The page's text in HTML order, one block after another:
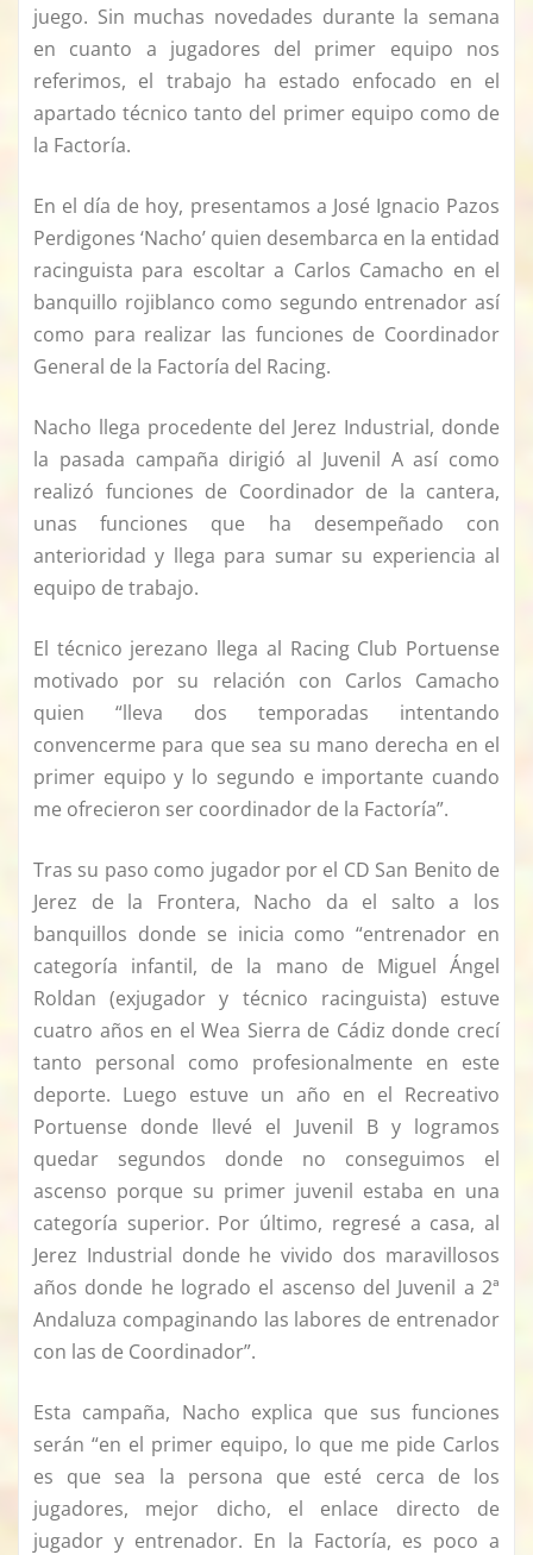
juego. Sin muchas novedades durante la semana
en cuanto a jugadores del primer equipo nos
referimos, el trabajo ha estado enfocado en el
apartado técnico tanto del primer equipo como de
la Factoría.
En el día de hoy, presentamos a José Ignacio Pazos
Perdigones ‘Nacho’ quien desembarca en la entidad
racinguista para escoltar a Carlos Camacho en el
banquillo rojiblanco como segundo entrenador así
como para realizar las funciones de Coordinador
General de la Factoría del Racing.
Nacho llega procedente del Jerez Industrial, donde
la pasada campaña dirigió al Juvenil A así como
realizó funciones de Coordinador de la cantera,
unas funciones que ha desempeñado con
anterioridad y llega para sumar su experiencia al
equipo de trabajo.
El técnico jerezano llega al Racing Club Portuense
motivado por su relación con Carlos Camacho
quien “lleva dos temporadas intentando
convencerme para que sea su mano derecha en el
primer equipo y lo segundo e importante cuando
me ofrecieron ser coordinador de la Factoría”.
Tras su paso como jugador por el CD San Benito de
Jerez de la Frontera, Nacho da el salto a los
banquillos donde se inicia como “entrenador en
categoría infantil, de la mano de Miguel Ángel
Roldan (exjugador y técnico racinguista) estuve
cuatro años en el Wea Sierra de Cádiz donde crecí
tanto personal como profesionalmente en este
deporte. Luego estuve un año en el Recreativo
Portuense donde llevé el Juvenil B y logramos
quedar segundos donde no conseguimos el
ascenso porque su primer juvenil estaba en una
categoría superior. Por último, regresé a casa, al
Jerez Industrial donde he vivido dos maravillosos
años donde he logrado el ascenso del Juvenil a 2ª
Andaluza compaginando las labores de entrenador
con las de Coordinador”.
Esta campaña, Nacho explica que sus funciones
serán “en el primer equipo, lo que me pide Carlos
es que sea la persona que esté cerca de los
jugadores, mejor dicho, el enlace directo de
jugador y entrenador. En la Factoría, es poco a